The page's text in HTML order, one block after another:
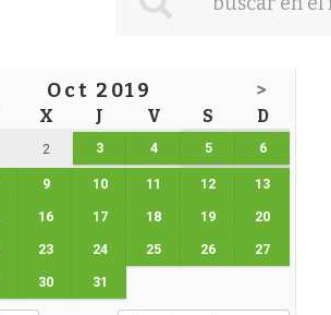
Oct 2019 >
X J V S D
2 3 4 5 6
9 10 11 12 13
16 17 18 19 20
23 24 25 26 27
30 31